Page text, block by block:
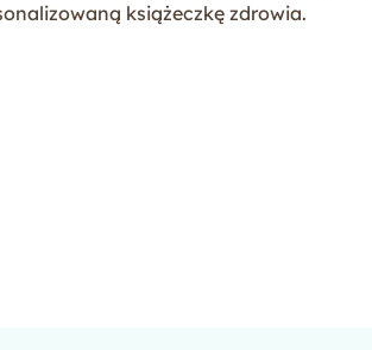
książeczkę zdrowia.